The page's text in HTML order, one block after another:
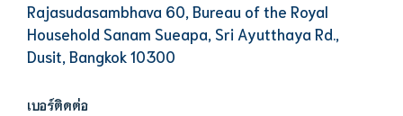
Rajasudasambhava 60, Bureau of the Royal
Household Sanam Sueapa, Sri Ayutthaya Rd.,
Dusit, Bangkok 10300
เบอร์ติดต่อ